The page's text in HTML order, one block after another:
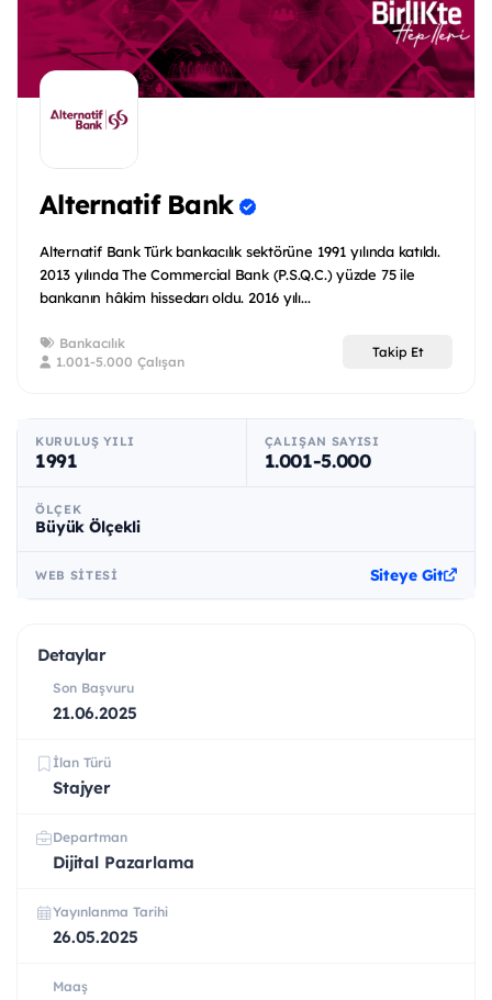
Alternatif Bank
Alternatif Bank Türk bankacılık sektörüne 1991 yılında katıldı.
2013 yılında The Commercial Bank (P.S.Q.C.) yüzde 75 ile
bankanın hâkim hissedarı oldu. 2016 yılı...
Bankacılık
1.001-5.000 Çalışan
Takip Et
KURULUŞ YILI
1991
ÇALIŞAN SAYISI
1.001-5.000
ÖLÇEK
Büyük Ölçekli
WEB SITESI Siteye Git
Detaylar
Son Başvuru
21.06.2025
İlan Türü
Stajyer
Departman
Dijital Pazarlama
Yayınlanma Tarihi
26.05.2025
Maaş